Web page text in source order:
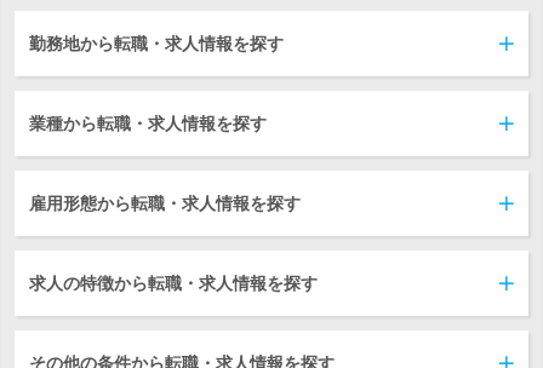
勤務地から転職・求人情報を探す
業種から転職・求人情報を探す
雇用形態から転職・求人情報を探す
求人の特徴から転職・求人情報を探す
その他の条件から転職・求人情報を探す